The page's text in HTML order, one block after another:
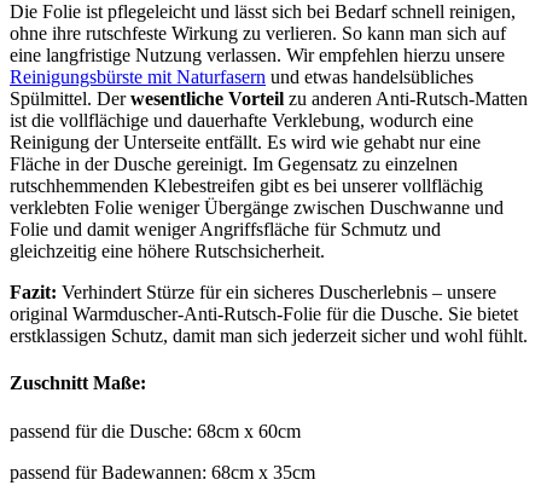
Die Folie ist pflegeleicht und lässt sich bei Bedarf schnell reinigen,
ohne ihre rutschfeste Wirkung zu verlieren. So kann man sich auf
eine langfristige Nutzung verlassen. Wir empfehlen hierzu unsere
Reinigungsbürste mit Naturfasern und etwas handelsübliches
Spülmittel. Derwesentliche Vorteil zu anderen Anti-Rutsch-Matten
ist die vollflächige und dauerhafte Verklebung, wodurch eine
Reinigung der Unterseite entfällt. Es wird wie gehabt nur eine
Fläche in der Dusche gereinigt. Im Gegensatz zu einzelnen
rutschhemmenden Klebestreifen gibt es bei unserer vollflächig
verklebten Folie weniger Übergänge zwischen Duschwanne und
Folie und damit weniger Angriffsfläche für Schmutz und
gleichzeitig eine höhere Rutschsicherheit.
Fazit: Verhindert Stürze für ein sicheres Duscherlebnis – unsere
original Warmduscher-Anti-Rutsch-Folie für die Dusche. Sie bietet
erstklassigen Schutz, damit man sich jederzeit sicher und wohl fühlt.
Zuschnitt Maße:
passend für die Dusche: 68cm x 60cm
passend für Badewannen: 68cm x 35cm